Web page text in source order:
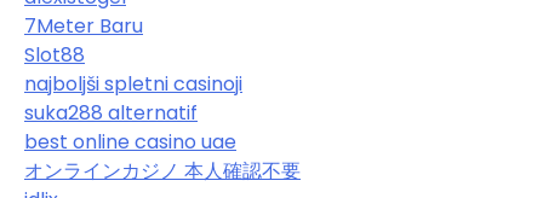
7Meter Baru
Slot88
najboljši spletni casinoji
suka288 alternatif
best online casino uae
オンラインカジノ 本人確認不要